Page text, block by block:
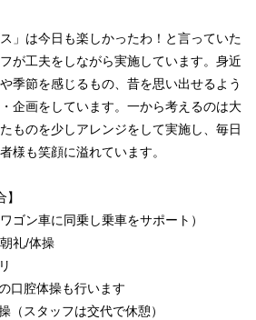
」は今日も楽しかったわ！と言っていた
が工夫をしながら実施しています。身近
季節を感じるもの、昔を思い出せるよう
企画をしています。一から考えるのは大
ものを少しアレンジをして実施し、毎日
様も笑顔に溢れています。
車に同乗し乗車をサポート）
礼/体操
腔体操も行います
スタッフは交代で休憩）